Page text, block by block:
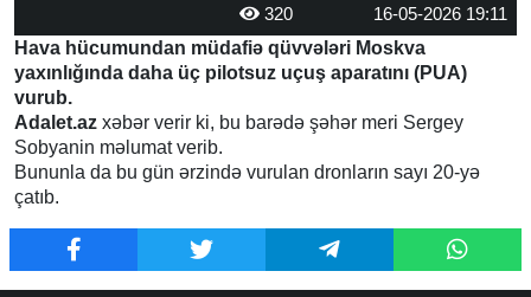
320
16-05-2026 19:11
Hava hücumundan müdafiə qüvvələri Moskva
yaxınlığında daha üç pilotsuz uçuş aparatını (PUA)
vurub.
Adalet.az xəbər verir ki, bu barədə şəhər meri Sergey
Sobyanin məlumat verib.
Bununla da bu gün ərzində vurulan dronların sayı 20-yə
çatıb.